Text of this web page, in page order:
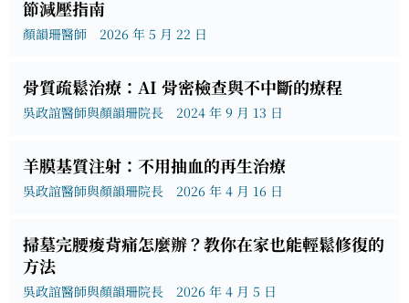
節減壓指南
顏韻珊醫師 2026 年 5 月 22 日
骨質疏鬆治療：AI 骨密檢查與不中斷的療程
吳政誼醫師與顏韻珊院長 2024 年 9 月 13 日
羊膜基質注射：不用抽血的再生治療
吳政誼醫師與顏韻珊院長 2026 年 4 月 16 日
掃墓完腰痠背痛怎麼辦？教你在家也能輕鬆修復的
方法
吳政誼醫師與顏韻珊院長 2026 年 4 月 5 日